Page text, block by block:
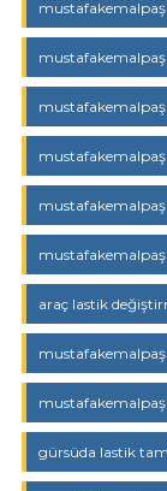
araç lastik
gürsüda lastik